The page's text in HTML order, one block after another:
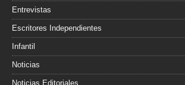
Entrevistas
Escritores Independientes
Infantil
Noticias
Noticias Editoriales